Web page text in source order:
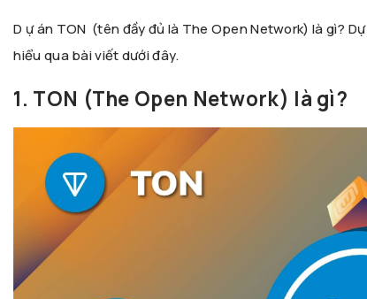
D ự án TON (tên đầy đủ là The Open Network) là gì?
hiểu qua bài viết dưới đây.
1. TON (The Open Network) là gì?